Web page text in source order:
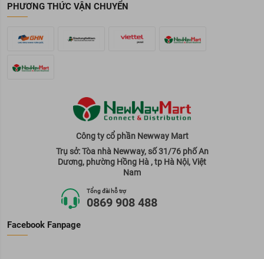
PHƯƠNG THỨC VẬN CHUYỂN
Công ty cổ phần Newway Mart
Trụ sở: Tòa nhà Newway, số 31/76 phố An
Dương, phường Hồng Hà , tp Hà Nội, Việt
Nam
Tổng đài hỗ trợ
0869 908 488
Facebook Fanpage